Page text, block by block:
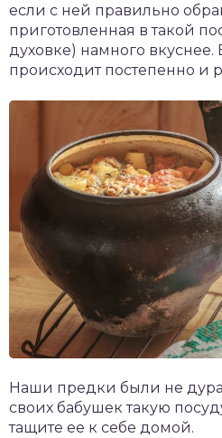
если с ней правильно
приготовленная в такой
духовке) намного вкуснее.
происходит постепенно и
Наши предки были не
своих бабушек такую
тащите ее к себе домой.